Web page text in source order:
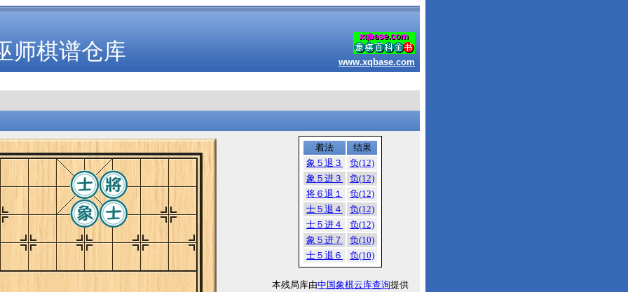
师棋谱仓库 www.xqbase.com
着法
结果
象５退３
负(12)
象５进３
负(12)
将６退１
负(12)
士５退４
负(12)
士５进４
负(12)
象５进７
负(10)
士５退６
负(10)
本残局库由中国象棋云库查询提供